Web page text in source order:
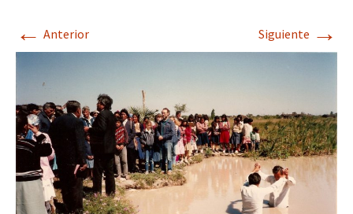
← Anterior Siguiente →